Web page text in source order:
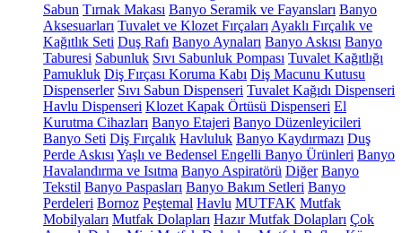
Sabun Tırnak Makası Banyo Seramik ve Fayansları Banyo
Aksesuarları Tuvalet ve Klozet Fırçaları Ayaklı Fırçalık ve
Kağıtlık Seti Duş Rafı Banyo Aynaları Banyo Askısı Banyo
Taburesi Sabunluk Sıvı Sabunluk Pompası Tuvalet Kağıtlığı
Pamukluk Diş Fırçası Koruma Kabı Diş Macunu Kutusu
Dispenserler Sıvı Sabun Dispenseri Tuvalet Kağıdı Dispenseri
Havlu Dispenseri Klozet Kapak Örtüsü Dispenseri El
Kurutma Cihazları Banyo Etajeri Banyo Düzenleyicileri
Banyo Seti Diş Fırçalık Havluluk Banyo Kaydırmazı Duş
Perde Askısı Yaşlı ve Bedensel Engelli Banyo Ürünleri Banyo
Havalandırma ve Isıtma Banyo Aspiratörü Diğer Banyo
Tekstil Banyo Paspasları Banyo Bakım Setleri Banyo
Perdeleri Bornoz Peştemal Havlu MUTFAK Mutfak
Mobilyaları Mutfak Dolapları Hazır Mutfak Dolapları Çok